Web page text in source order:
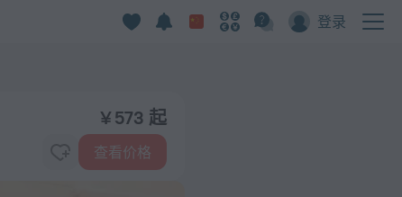
登录
¥ 573 起
查看价格